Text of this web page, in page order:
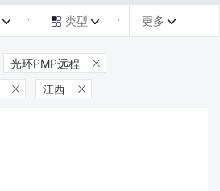
  类型  更多 
光环PMP远程 
 江西 